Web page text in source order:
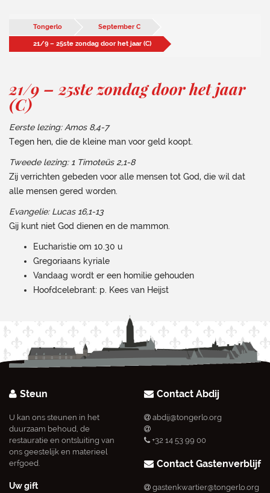
Tongerlo September C
21/9 – 25ste zondag door het jaar (C)
21/9 – 25ste zondag door het jaar
(C)
Eerste lezing: Amos 8,4-7
Tegen hen, die de kleine man voor geld koopt.
Tweede lezing: 1 Timoteüs 2,1-8
Zij verrichten gebeden voor alle mensen tot God, die wil dat
alle mensen gered worden.
Evangelie: Lucas 16,1-13
Gij kunt niet God dienen en de mammon.
Eucharistie om 10.30 u
Gregoriaans kyriale
Vandaag wordt er een homilie gehouden
Hoofdcelebrant: p. Kees van Heijst
Steun
U kan ons steunen in het
duurzaam behoud, de
restauratie en ontsluiting van
ons geestelijk en materieel
erfgoed.
Uw gift
Contact Abdij
abdij@tongerlo.org
+32 14 53 99 00
Contact Gastenverblijf
gastenkwartier@tongerlo.org